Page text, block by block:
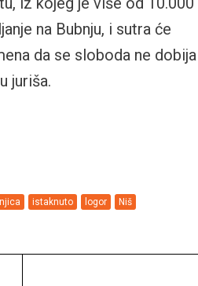
na Bubnju, i sutra će
da se sloboda ne dobija
juriša.
istaknuto logor Niš